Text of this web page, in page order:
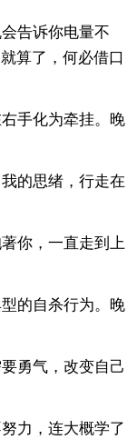
告诉你电量不
算了，何必借口
手化为牵挂。晚
的思绪，行走在
你，一直走到上
的自杀行为。晚
勇气，改变自己
力，连大概学了